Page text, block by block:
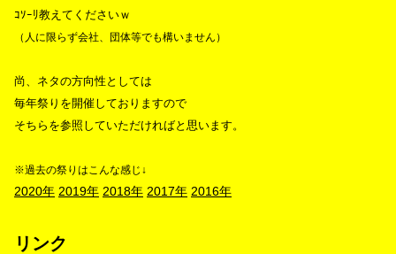
ｺｿｰﾘ教えてくださいｗ
（人に限らず会社、団体等でも構いません）
尚、ネタの方向性としては
毎年祭りを開催しておりますので
そちらを参照していただければと思います。
※過去の祭りはこんな感じ↓
2020年 2019年 2018年 2017年 2016年
リンク